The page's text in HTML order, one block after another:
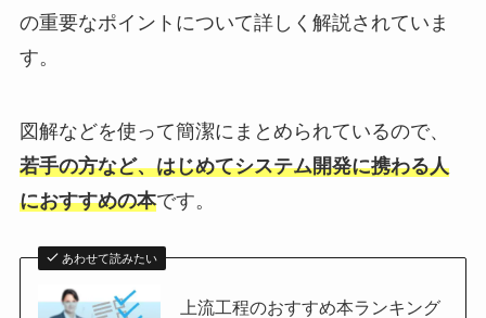
の重要なポイントについて詳しく解説されていま
す。
図解などを使って簡潔にまとめられているので、
若手の方など、はじめてシステム開発に携わる人
におすすめの本です。
あわせて読みたい
上流工程のおすすめ本ランキング